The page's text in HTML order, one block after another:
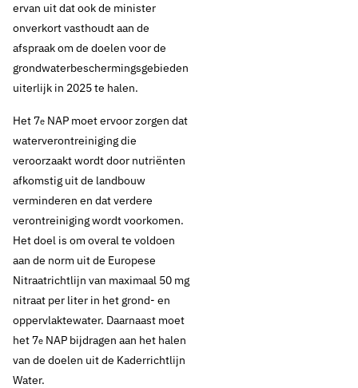
Vewin teleurgesteld
in 7e
actieprogramma
ervan uit dat ook de minister
onverkort vasthoudt aan de
afspraak om de doelen voor de
grondwaterbeschermingsgebieden
uiterlijk in 2025 te halen.
Het 7e NAP moet ervoor zorgen dat
waterverontreiniging die
veroorzaakt wordt door nutriënten
afkomstig uit de landbouw
verminderen en dat verdere
verontreiniging wordt voorkomen.
Het doel is om overal te voldoen
aan de norm uit de Europese
Nitraatrichtlijn van maximaal 50 mg
nitraat per liter in het grond- en
oppervlaktewater. Daarnaast moet
het 7e NAP bijdragen aan het halen
van de doelen uit de Kaderrichtlijn
Water.